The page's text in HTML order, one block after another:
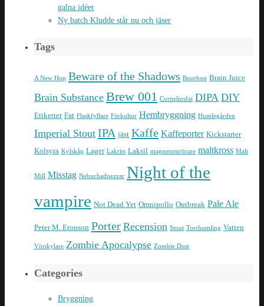
galna idéer
Ny batch Kludde står nu och jäser
Tags
A New Hop Beware of the Shadows Bourbon Brain Juice
Brain Substance Brew 001 Corneliusfat DIPA DIY
Etiketter Fat Flaskfyllare Förkultur Hembryggning Humlegården
Imperial Stout IPA jäst Kaffe Kaffeporter Kickstarter
Kolsyra Kylskåp Lager Lakrits Laksil magnetomrörare maltkross Malt
Mill Misstag Nebuchadnezzar Night of the
vampire Not Dead Yet Omnipollo Outbreak Pale Ale
Peter M. Eronson Porter Recension Stout Torrhumling Vatten
Vörtkylare Zombie Apocalypse Zombie Dust
Categories
Bryggning